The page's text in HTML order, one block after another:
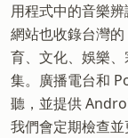
用程式中的音樂辨
網站也收錄台灣
育、文化、娛樂
集。廣播電台和
聽，並提供
我們會定期檢查